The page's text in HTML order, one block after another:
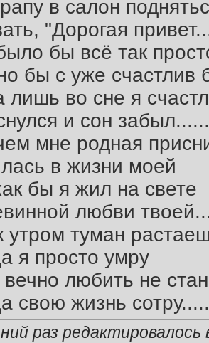
в салон
"Дорогая
бы всё так
бы с уже счастлив
лишь во сне я
и сон забыл......
мне родная
в жизни моей
бы я жил на свете
любви
утром туман
я просто умру
любить не
свою жизнь
раз